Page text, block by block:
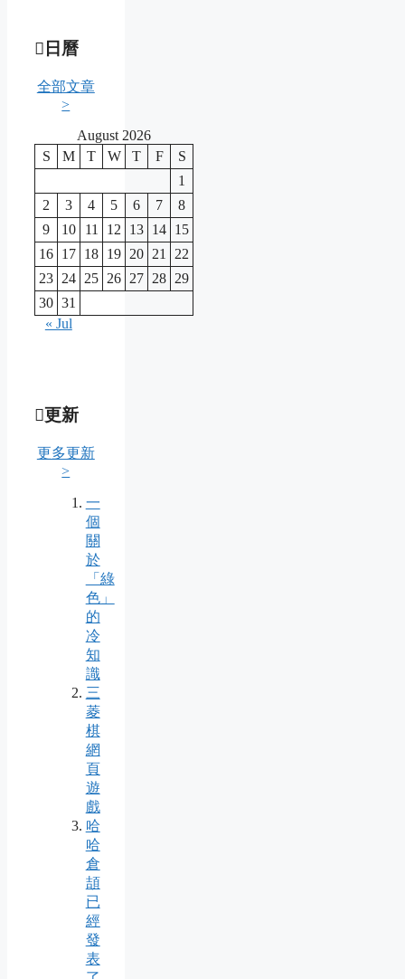
日曆
全部文章
>
August 2026
S
M T W T F
S
1
2
3 4 5 6 7
8
9
10 11 12 13 14 15
16 17 18 19 20 21
22
23 24 25 26 27 28 29
30 31
« Jul
更新
更多更新
>
一
個
關
於
「綠
色」
的
冷
知
識
三
菱
棋
網
頁
遊
戲
哈
哈
倉
頡
已
經
發
表